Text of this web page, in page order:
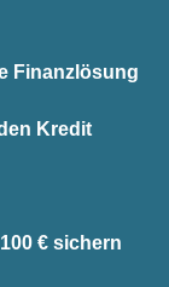
Finanzlösung
Kredit
€ sichern